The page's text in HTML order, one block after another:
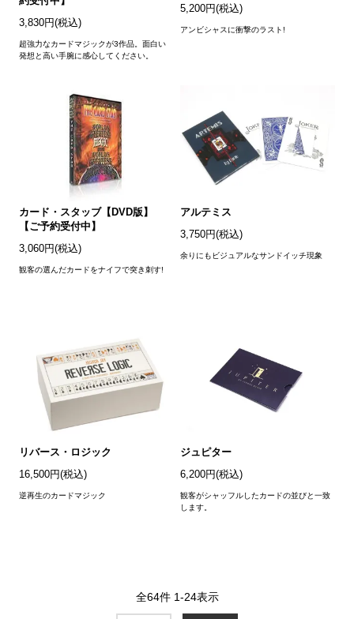
3,830円(税込)
超強力なカードマジックが3作品。面白い
発想と高い手腕に感心してください。
5,200円(税込)
アンビシャスに衝撃のラスト!
カード・スタッブ【DVD版】
【ご予約受付中】
3,060円(税込)
観客の選んだカードをナイフで突き刺す!
アルテミス
3,750円(税込)
余りにもビジュアルなサンドイッチ現象
リバース・ロジック
16,500円(税込)
逆再生のカードマジック
ジュピター
6,200円(税込)
観客がシャッフルしたカードの並びと一致
します。
全64件 1-24表示